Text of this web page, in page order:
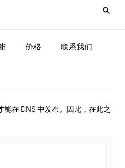
价格 联系我们
在 DNS 中发布。因此，在此之